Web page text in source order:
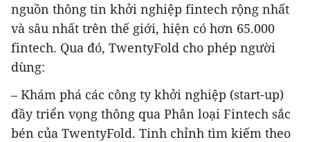
nguồn thông tin khởi nghiệp fintech rộng nhất
và sâu nhất trên thế giới, hiện có hơn 65.000
fintech. Qua đó, TwentyFold cho phép người
dùng:
– Khám phá các công ty khởi nghiệp (start-up)
đầy triển vọng thông qua Phân loại Fintech sắc
bén của TwentyFold. Tinh chỉnh tìm kiếm theo